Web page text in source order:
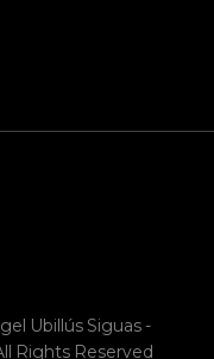
Ubillús Siguas -
Rights Reserved